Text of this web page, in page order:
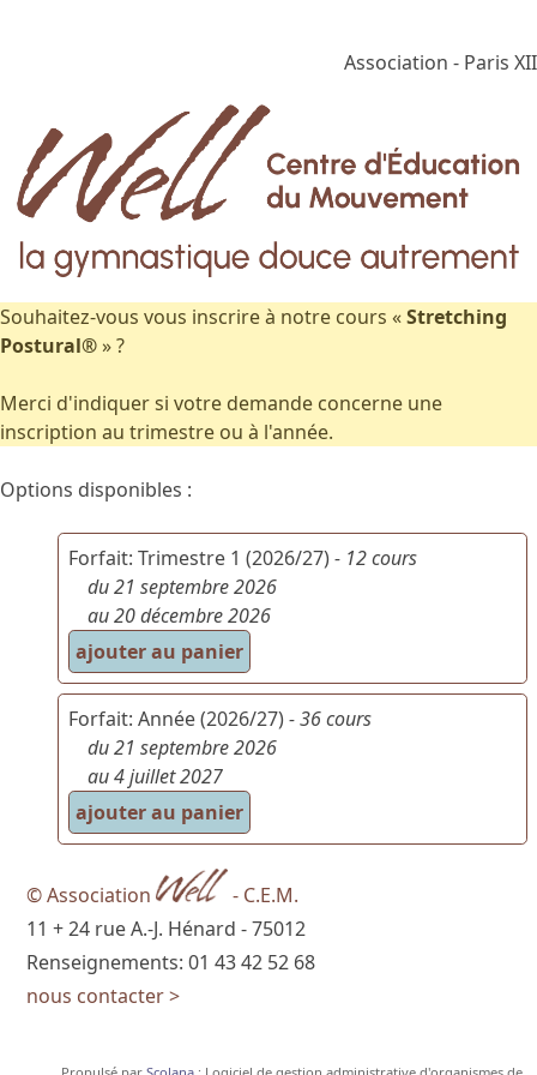
Association - Paris XII
Souhaitez-vous vous inscrire à notre cours «Stretching
Postural® » ?
Merci d'indiquer si votre demande concerne une
inscription au trimestre ou à l'année.
Options disponibles :
Forfait: Trimestre 1 (2026/27)- 12 cours
du 21 septembre 2026
au 20 décembre 2026
Forfait: Année (2026/27)- 36 cours
du 21 septembre 2026
au 4 juillet 2027
© Association
- C.E.M.
11 + 24 rue A.-J. Hénard - 75012
Renseignements: 01 43 42 52 68
nous contacter >
Propulsé par Scolana: Logiciel de gestion administrative d'organismes de